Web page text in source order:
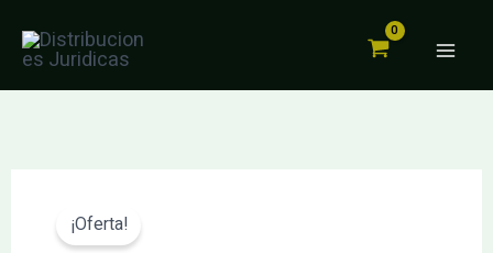
¡Oferta!precio
NEGOCIADORES
SESGOS: